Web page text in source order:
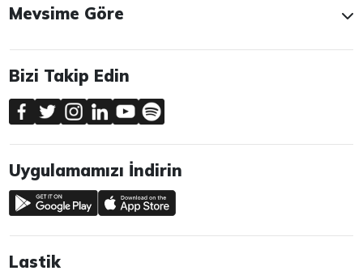
Mevsime Göre
Bizi Takip Edin
Uygulamamızı İndirin
Lastik